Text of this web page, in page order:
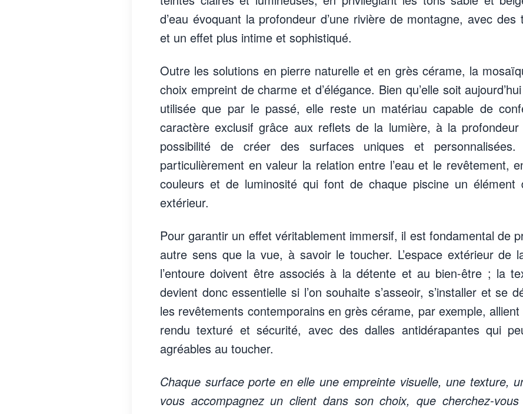
d’eau évoquant la profondeur d’une rivière de montagne, avec
et un effet plus intime et sophistiqué.
Outre les solutions en pierre naturelle et en grès cérame, la
choix empreint de charme et d’élégance. Bien qu’elle soit
utilisée que par le passé, elle reste un matériau capable de
caractère exclusif grâce aux reflets de la lumière, à la
possibilité de créer des surfaces uniques et
particulièrement en valeur la relation entre l’eau et le revêtement,
couleurs et de luminosité qui font de chaque piscine un élément
extérieur.
Pour garantir un effet véritablement immersif, il est fondamental de
autre sens que la vue, à savoir le toucher. L’espace extérieur de
l’entoure doivent être associés à la détente et au bien-être ; la
devient donc essentielle si l’on souhaite s’asseoir, s’installer et se
les revêtements contemporains en grès cérame, par exemple,
rendu texturé et sécurité, avec des dalles antidérapantes qui
agréables au toucher.
Chaque surface porte en elle une empreinte visuelle, une texture,
vous accompagnez un client dans son choix, que cherchez-